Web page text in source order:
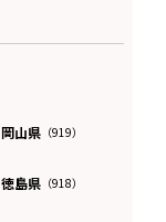
岡山県 （919）
徳島県 （918）